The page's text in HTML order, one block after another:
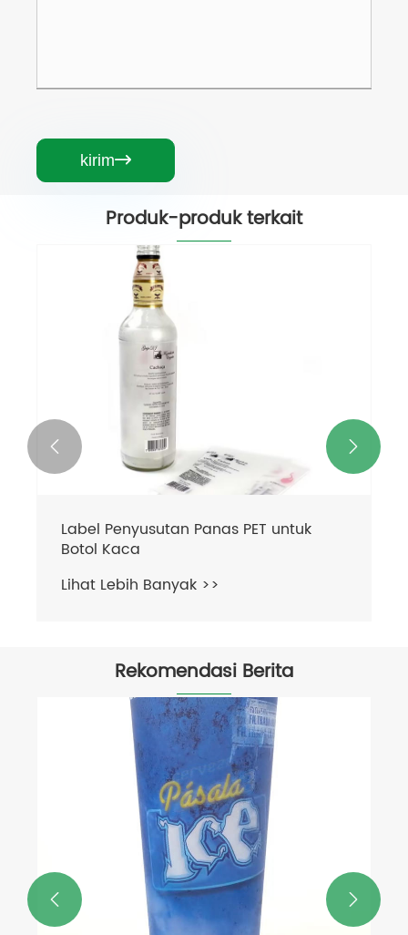
kirim
Produk-produk terkait
Label Penyusutan Panas PET untuk
Botol Kaca
Lihat Lebih Banyak >>
 
Rekomendasi Berita
 